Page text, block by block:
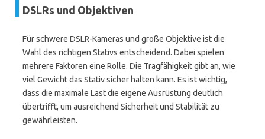
DSLRs und Objektiven
Für schwere DSLR-Kameras und große Objektive ist die
Wahl des richtigen Stativs entscheidend. Dabei spielen
mehrere Faktoren eine Rolle. Die Tragfähigkeit gibt an, wie
viel Gewicht das Stativ sicher halten kann. Es ist wichtig,
dass die maximale Last die eigene Ausrüstung deutlich
übertrifft, um ausreichend Sicherheit und Stabilität zu
gewährleisten.